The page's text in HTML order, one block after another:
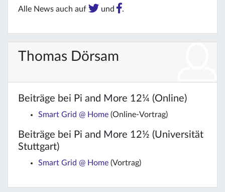
Alle News auch auf und .
Thomas Dörsam
Beiträge bei Pi and More 12¼ (Online)
Smart Grid @ Home (Online-Vortrag)
Beiträge bei Pi and More 12½ (Universität
Stuttgart)
Smart Grid @ Home (Vortrag)